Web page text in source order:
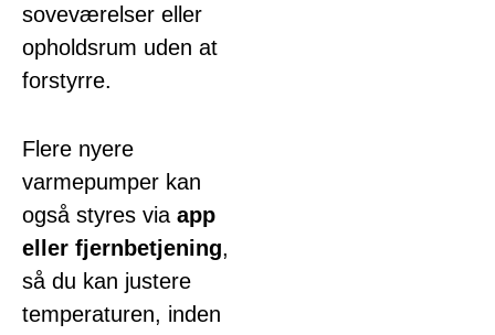
soveværelser eller
opholdsrum uden at
forstyrre.
Flere nyere
varmepumper kan
også styres via app
eller fjernbetjening,
så du kan justere
temperaturen, inden